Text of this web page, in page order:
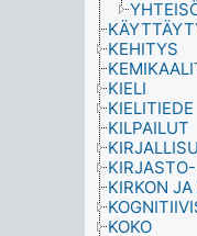
KEHITYS
KIELI
KIELITIEDE
KILPAILUT
KIRKON
KOKO